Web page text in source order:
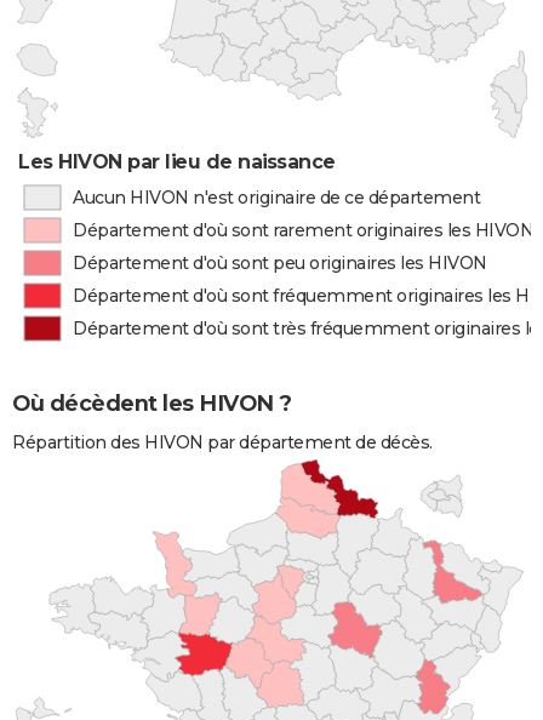
Les HIVON par lieu de naissance
Aucun HIVON n'est originaire de ce département
Département d'où sont rarement originaires les HIVON
Département d'où sont peu originaires les HIVON
Département d'où sont fréquemment originaires les
Département d'où sont très fréquemment originaires
Où décèdent les HIVON ?
Répartition des HIVON par département de décès.